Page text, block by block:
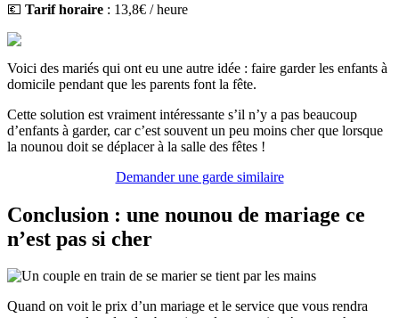
💶 Tarif horaire : 13,8€ / heure
Voici des mariés qui ont eu une autre idée : faire garder les enfants à
domicile pendant que les parents font la fête.
Cette solution est vraiment intéressante s’il n’y a pas beaucoup
d’enfants à garder, car c’est souvent un peu moins cher que lorsque
la nounou doit se déplacer à la salle des fêtes !
Demander une garde similaire
Conclusion : une nounou de mariage ce
n’est pas si cher
Quand on voit le prix d’un mariage et le service que vous rendra